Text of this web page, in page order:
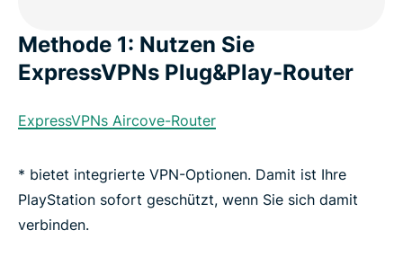
Methode 1: Nutzen Sie
ExpressVPNs Plug&Play-Router
ExpressVPNs Aircove-Router
* bietet integrierte VPN-Optionen. Damit ist Ihre
PlayStation sofort geschützt, wenn Sie sich damit
verbinden.